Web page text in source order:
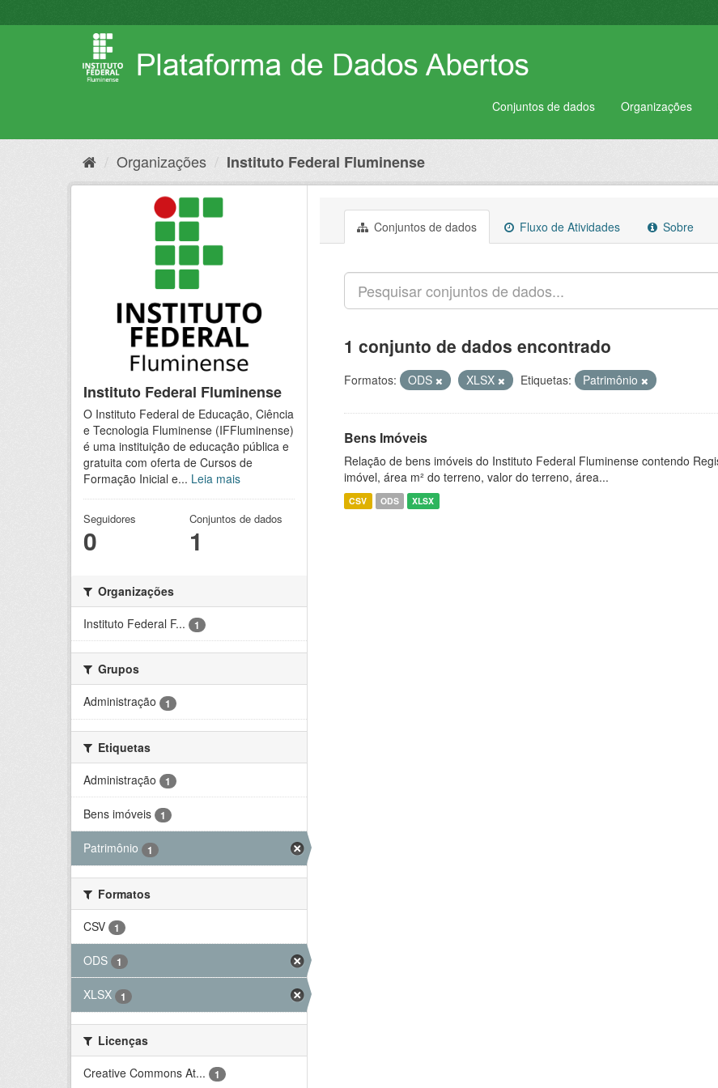
para
Conjuntos de dados Organizações
Organizações Instituto Federal Fluminense
Instituto Federal Fluminense
O Instituto Federal de Educação, Ciência
e Tecnologia Fluminense (IFFluminense)
é uma instituição de educação pública e
gratuita com oferta de Cursos de
Formação Inicial e... Leia mais
Seguidores
0
Conjuntos de dados
1
Organizações
Instituto Federal F...
1
Grupos
Administração
1
Etiquetas
Administração
1
Bens imóveis 1
Patrimônio 1
Formatos
CSV
1
ODS 1
XLSX 1
Licenças
Creative Commons At...
1
Conjuntos de dados Fluxo de Atividades Sobre
1 conjunto de dados encontrado
Formatos: ODS XLSX Etiquetas: Patrimônio
Bens Imóveis
Relação de bens imóveis do Instituto Federal Fluminense contendo
imóvel, área m² do terreno, valor do terreno, área...
CSV ODS XLSX